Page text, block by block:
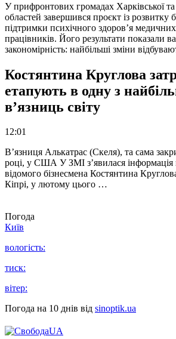
У прифронтових громадах Харківської та
областей завершився проєкт із розвитку
підтримки психічного здоров’я медичних
працівників. Його результати показали
закономірність: найбільші зміни
Костянтина Круглова
етапують в одну з
в’язниць світу
12:01
В’язниця Алькатрас (Скеля), та сама
році, у США У ЗМІ з’явилася інформація
відомого бізнесмена Костянтина
Кіпрі, у лютому цього …
Погода
Київ
вологість:
тиск:
вітер:
Погода на 10 днів від sinoptik.ua